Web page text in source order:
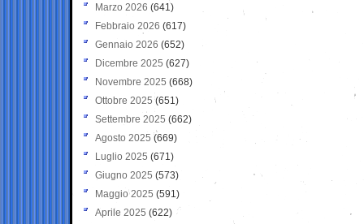
Marzo 2026 (641)
Febbraio 2026 (617)
Gennaio 2026 (652)
Dicembre 2025 (627)
Novembre 2025 (668)
Ottobre 2025 (651)
Settembre 2025 (662)
Agosto 2025 (669)
Luglio 2025 (671)
Giugno 2025 (573)
Maggio 2025 (591)
Aprile 2025 (622)